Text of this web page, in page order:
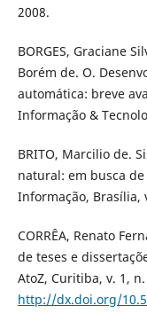
2008.
BORGES, Graciane
Borém de. O.
automática: breve
Informação &
BRITO, Marcilio de.
natural: em busca
Informação, Brasília,
CORRÊA, Renato
de teses e
AtoZ, Curitiba, v. 1,
http://dx.doi.org/